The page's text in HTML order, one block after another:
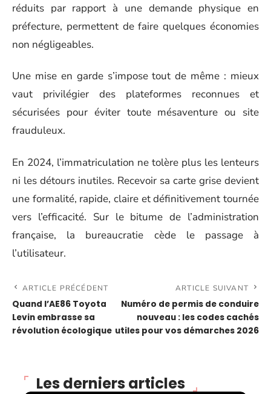
réduits par rapport à une demande physique en
préfecture, permettent de faire quelques économies
non négligeables.
Une mise en garde s’impose tout de même : mieux
vaut privilégier des plateformes reconnues et
sécurisées pour éviter toute mésaventure ou site
frauduleux.
En 2024, l’immatriculation ne tolère plus les lenteurs
ni les détours inutiles. Recevoir sa carte grise devient
une formalité, rapide, claire et définitivement tournée
vers l’efficacité. Sur le bitume de l’administration
française, la bureaucratie cède le passage à
l’utilisateur.
ARTICLE PRÉCÉDENT
Quand l’AE86 Toyota
Levin embrasse sa
révolution écologique
ARTICLE SUIVANT
Numéro de permis de conduire
nouveau : les codes cachés
utiles pour vos démarches 2026
Les derniers articles